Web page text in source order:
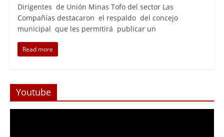
Dirigentes de Unión Minas Tofo del sector Las
Compañías destacaron el respaldo del concejo
municipal que les permitirá publicar un
Read more
Youtube